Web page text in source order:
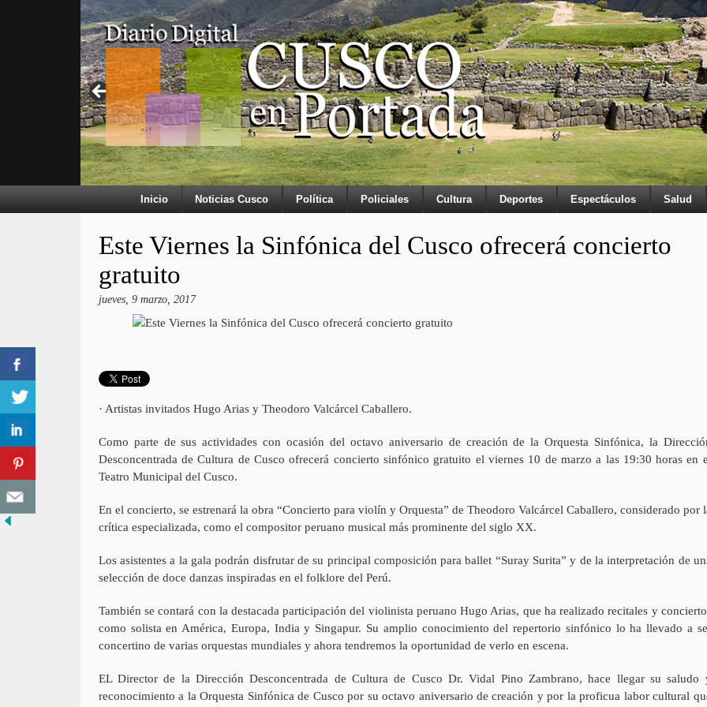
Inicio Noticias Cusco Política Policiales Cultura Deportes Espectáculos Salud
Este Viernes la Sinfónica del Cusco ofrecerá concierto
gratuito
jueves, 9 marzo, 2017
· Artistas invitados Hugo Arias y Theodoro Valcárcel Caballero.
Como parte de sus actividades con ocasión del octavo aniversario de creación de la Orquesta Sinfónica, la
Desconcentrada de Cultura de Cusco ofrecerá concierto sinfónico gratuito el viernes 10 de marzo a las 19:30 horas en
Teatro Municipal del Cusco.
En el concierto, se estrenará la obra “Concierto para violín y Orquesta” de Theodoro Valcárcel Caballero, considerado por
crítica especializada, como el compositor peruano musical más prominente del siglo XX.
Los asistentes a la gala podrán disfrutar de su principal composición para ballet “Suray Surita” y de la interpretación de
selección de doce danzas inspiradas en el folklore del Perú.
También se contará con la destacada participación del violinista peruano Hugo Arias, que ha realizado recitales y
como solista en América, Europa, India y Singapur. Su amplio conocimiento del repertorio sinfónico lo ha llevado a
concertino de varias orquestas mundiales y ahora tendremos la oportunidad de verlo en escena.
EL Director de la Dirección Desconcentrada de Cultura de Cusco Dr. Vidal Pino Zambrano, hace llegar su saludo
reconocimiento a la Orquesta Sinfónica de Cusco por su octavo aniversario de creación y por la proficua labor cultural